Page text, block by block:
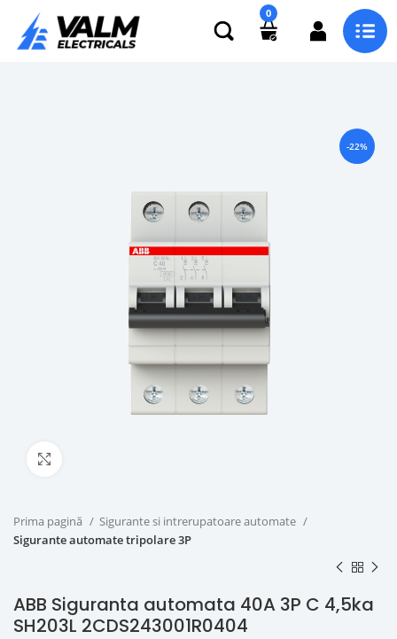
0
-22%
Prima pagină
Sigurante si intrerupatoare automate
Sigurante automate tripolare 3P
ABB Siguranta automata 40A 3P C 4,5ka
SH203L 2CDS243001R0404